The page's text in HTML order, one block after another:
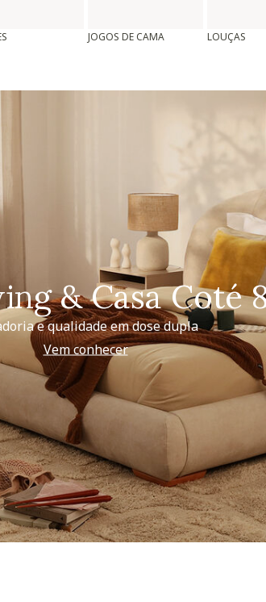
JOGOS DE CAMA LOUÇAS
& Casa Coté
e qualidade em dose dupla
Vem conhecer